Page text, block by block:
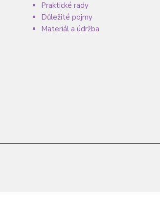
Praktické rady
Důležité pojmy
Materiál a údržba